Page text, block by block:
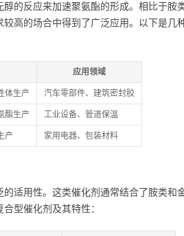
的反应来加速聚氨酯的形成。相比于胺
高的场合中得到了广泛应用。以下是几
应用领域
体生产 汽车零部件、建筑密封胶
酯生产 工业设备、管道保温
产 家用电器、包装材料
适用性。这类催化剂通常结合了胺类和
型催化剂及其特性：